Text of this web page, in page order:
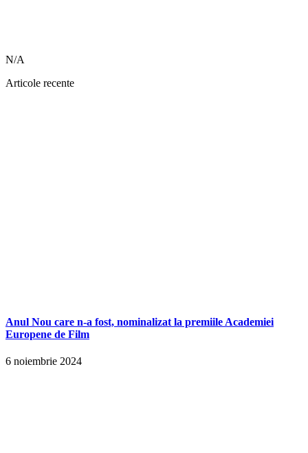
N/A
Articole recente
Anul Nou care n-a fost, nominalizat la premiile Academiei
Europene de Film
6 noiembrie 2024